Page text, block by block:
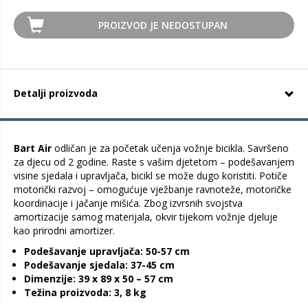
PROIZVOD JE NEDOSTUPAN
Detalji proizvoda
Bart Air odličan je za početak učenja vožnje bicikla. Savršeno
za djecu od 2 godine. Raste s vašim djetetom – podešavanjem
visine sjedala i upravljača, bicikl se može dugo koristiti. Potiče
motorički razvoj – omogućuje vježbanje ravnoteže, motoričke
koordinacije i jačanje mišića. Zbog izvrsnih svojstva
amortizacije samog materijala, okvir tijekom vožnje djeluje
kao prirodni amortizer.
Podešavanje upravljača: 50-57 cm
Podešavanje sjedala: 37-45 cm
Dimenzije: 39 x 89 x 50 – 57 cm
Težina proizvoda: 3, 8 kg